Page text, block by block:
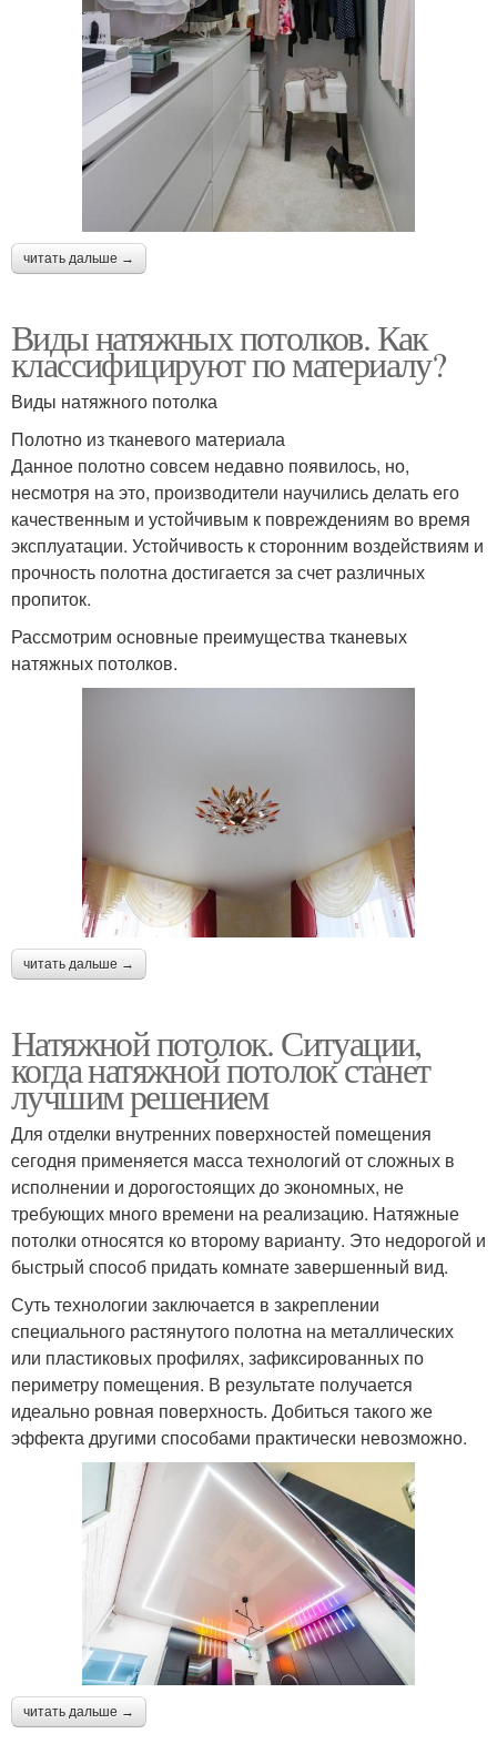
читать дальше →
Виды натяжных потолков. Как
классифицируют по материалу?
Виды натяжного потолка
Полотно из тканевого материала
Данное полотно совсем недавно появилось, но,
несмотря на это, производители научились делать его
качественным и устойчивым к повреждениям во время
эксплуатации. Устойчивость к сторонним воздействиям и
прочность полотна достигается за счет различных
пропиток.
Рассмотрим основные преимущества тканевых
натяжных потолков.
читать дальше →
Натяжной потолок. Ситуации,
когда натяжной потолок станет
лучшим решением
Для отделки внутренних поверхностей помещения
сегодня применяется масса технологий от сложных в
исполнении и дорогостоящих до экономных, не
требующих много времени на реализацию. Натяжные
потолки относятся ко второму варианту. Это недорогой и
быстрый способ придать комнате завершенный вид.
Суть технологии заключается в закреплении
специального растянутого полотна на металлических
или пластиковых профилях, зафиксированных по
периметру помещения. В результате получается
идеально ровная поверхность. Добиться такого же
эффекта другими способами практически невозможно.
читать дальше →